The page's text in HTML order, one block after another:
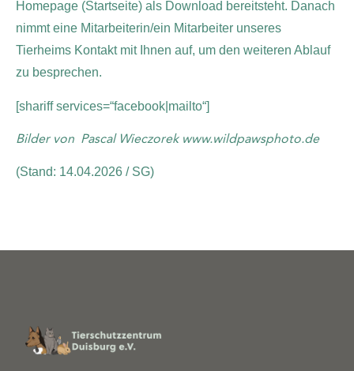
Homepage (Startseite) als Download bereitsteht. Danach
nimmt eine Mitarbeiterin/ein Mitarbeiter unseres
Tierheims Kontakt mit Ihnen auf, um den weiteren Ablauf
zu besprechen.
[shariff services=“facebook|mailto“]
Bilder von Pascal Wieczorek www.wildpawsphoto.de
(Stand: 14.04.2026 / SG)